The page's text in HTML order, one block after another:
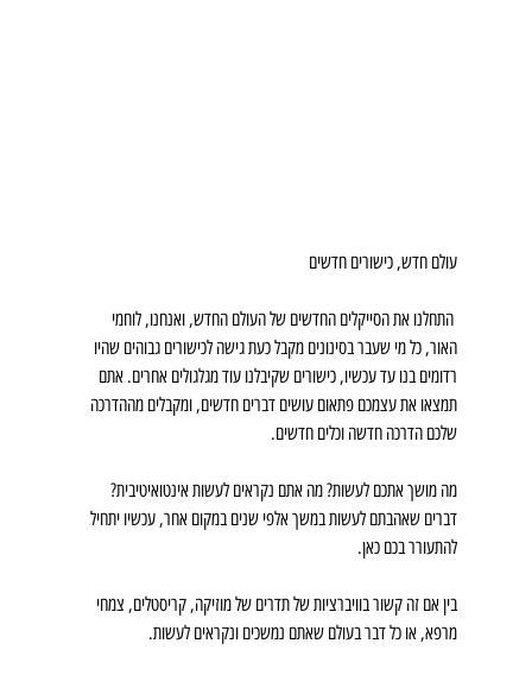
עולם חדש, כישורים חדשים
התחלנו את הסייקלים החדשים של העולם החדש, ואנחנו, לוחמי
האור, כל מי שעבר בסינונים מקבל כעת גישה לכישורים גבוהים שהיו
רדומים בנו עד עכשיו, כישורים שקיבלנו עוד מגלגולים אחרים. אתם
תמצאו את עצמכם פתאום עושים דברים חדשים, ומקבלים מההדרכה
שלכם הדרכה חדשה וכלים חדשים.
מה מושך אתכם לעשות? מה אתם נקראים לעשות אינטואיטיבית?
דברים שאהבתם לעשות במשך אלפי שנים במקום אחר, עכשיו יתחיל
להתעורר בכם כאן.
בין אם זה קשור בוויברציות של תדרים של מוזיקה, קריסטלים, צמחי
מרפא, או כל דבר בעולם שאתם נמשכים ונקראים לעשות.